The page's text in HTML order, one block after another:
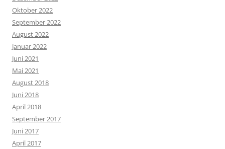
Oktober 2022
September 2022
August 2022
Januar 2022
Juni 2021
Mai 2021
August 2018
Juni 2018
April 2018
September 2017
Juni 2017
April 2017